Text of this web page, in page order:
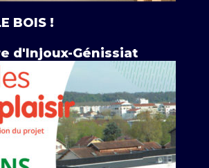
BOIS !
d'Injoux-Génissiat